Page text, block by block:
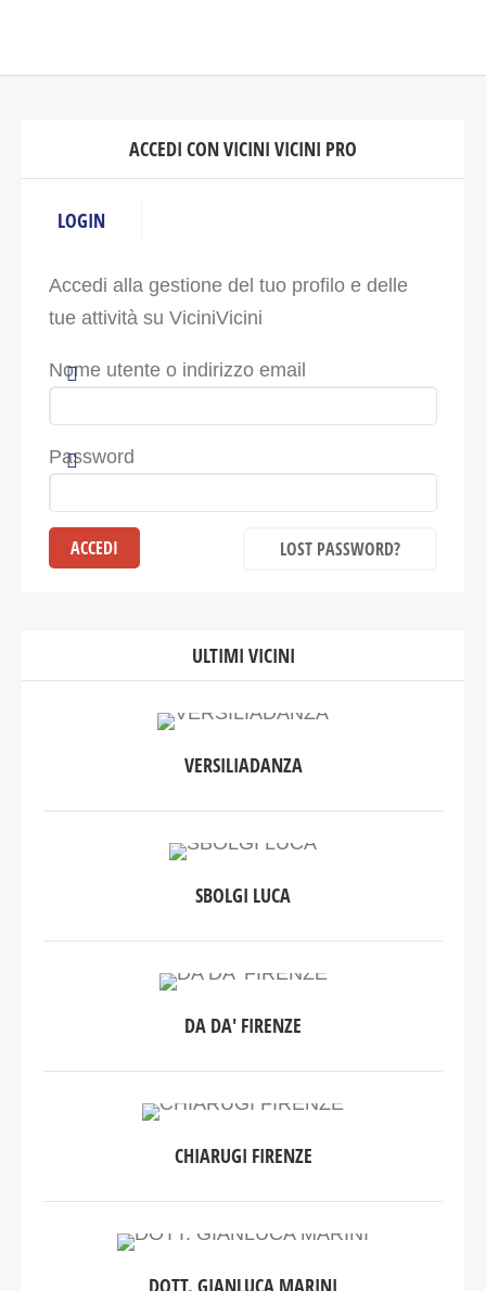
ACCEDI CON VICINI VICINI PRO
LOGIN
Accedi alla gestione del tuo profilo e delle
tue attività su ViciniVicini
Nome utente o indirizzo email
Password
LOST PASSWORD?
ULTIMI VICINI
VERSILIADANZA
SBOLGI LUCA
DA DA' FIRENZE
CHIARUGI FIRENZE